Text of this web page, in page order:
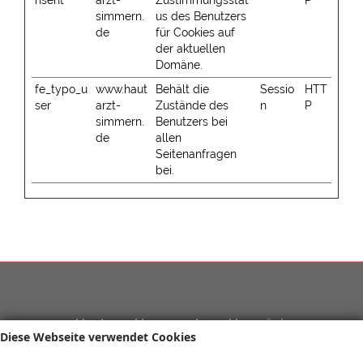
simmern.
de
us des Benutzers
für Cookies auf
der aktuellen
Domäne.
fe_typo_u
ser
www.haut
arzt-
simmern.
de
Behält die
Zustände des
Benutzers bei
allen
Seitenanfragen
bei.
Sessio
n
HTT
P
Haut- und Laserzentrum Hunsrück
Gesundheitszentrum Simmern
Diese Webseite verwendet Cookies